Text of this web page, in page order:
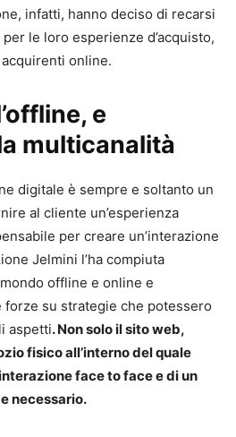
infatti, hanno deciso di recarsi
le loro esperienze d’acquisto,
online.
e
multicanalità
digitale è sempre e soltanto un
al cliente un’esperienza
per creare un’interazione
Jelmini l’ha compiuta
offline e online e
su strategie che potessero
aspetti. Non solo il sito web,
fisico all’interno del quale
face to face e di un
necessario.